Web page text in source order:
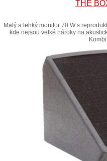
THE
Malý a lehký monitor 70 W s
kde nejsou velké nároky na